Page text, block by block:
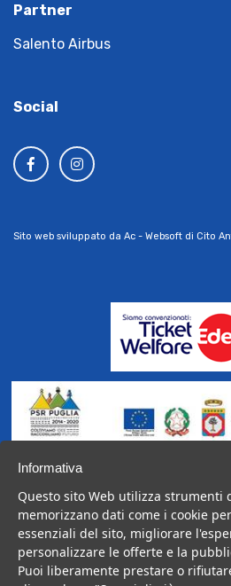
Partner
Salento Airbus
Social
Sito web sviluppato da Ac - Websoft di Cito
Operazione Cofinanziata dal
Misura 19, Sottomisura 19.2, SSL
4.2.
Informativa
Questo sito Web utilizza strumenti
memorizzano dati come i cookie
essenziali del sito, migliorare
personalizzare le offerte e la
Puoi liberamente prestare o